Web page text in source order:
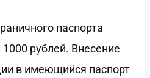
паспорта
рублей. Внесение
в имеющийся паспорт